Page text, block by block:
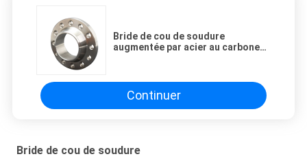
Bride de cou de soudure
augmentée par acier au carbone
Continuer
Bride de cou de soudure